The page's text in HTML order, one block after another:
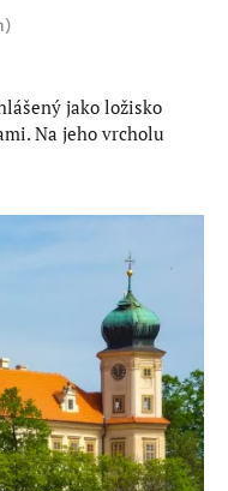
jako ložisko
Na jeho vrcholu